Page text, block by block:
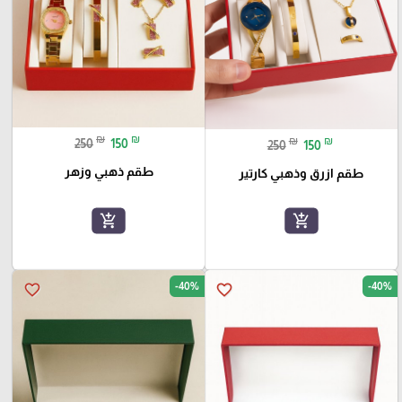
250 ₪ 150 ₪
طقم ازرق وذهبي كارتير
add_shopping_cart
250 ₪ 150 ₪
طقم ذهبي وزهر
add_shopping_cart
favorite_border -40%
favorite_border -40%